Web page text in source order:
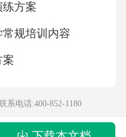
）。治理措施包
罩（集气效率≥9
统（采用氧化铝吸
方案
规培训内容
案
系电话:400-852-1180